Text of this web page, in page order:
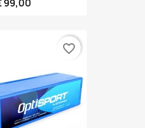
99,00
favorite_border